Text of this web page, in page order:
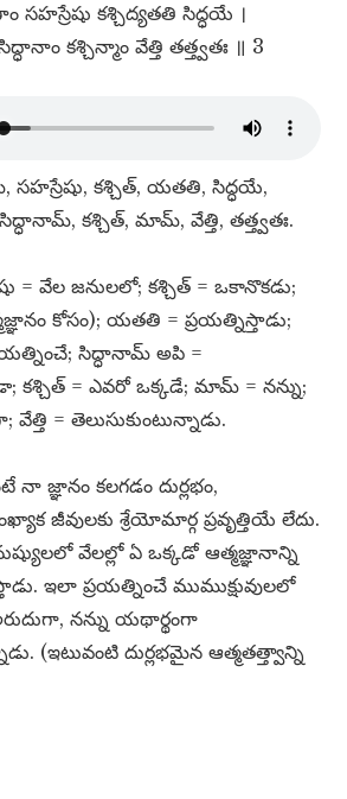
సహస్రేషు కశ్చిద్యతతి సిద్ధయే ।
కశ్చిన్మాం వేత్తి తత్త్వతః ॥ 3
కశ్చిత్​, యతతి, సిద్ధయే,
కశ్చిత్​, మామ్​, వేత్తి, తత్త్వతః.
= వేల జనులలో; కశ్చిత్​ = ఒకానొకడు;
కోసం); యతతి = ప్రయత్నిస్తాడు;
సిద్ధానామ్​ అపి =
కశ్చిత్​ = ఎవరో ఒక్కడే; మామ్​ = నన్ను;
వేత్తి = తెలుసుకుంటున్నాడు.
నా జ్ఞానం కలగడం దుర్లభం,
జీవులకు శ్రేయోమార్గ ప్రవృత్తియే లేదు.
వేలల్లో ఏ ఒక్కడో ఆత్మజ్ఞానాన్ని
ఇలా ప్రయత్నించే ముముక్షువులలో
నన్ను యథార్థంగా
(ఇటువంటి దుర్లభమైన ఆత్మతత్త్వాన్ని